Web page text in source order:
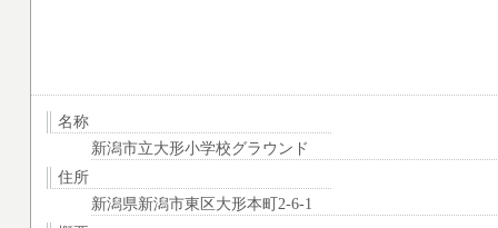
名称
新潟市立大形小学校グラウンド
住所
新潟県新潟市東区大形本町2-6-1